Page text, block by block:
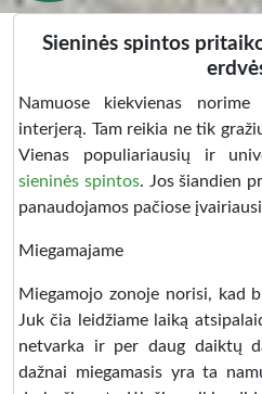
Sieninės spintos
Namuose kiekvienas
interjerą. Tam reikia ne tik
Vienas populiariausių ir
sieninės spintos. Jos šiandien
panaudojamos pačiose
Miegamajame
Miegamojo zonoje norisi, kad
Juk čia leidžiame laiką
netvarka ir per daug daiktų
dažnai miegamasis yra ta